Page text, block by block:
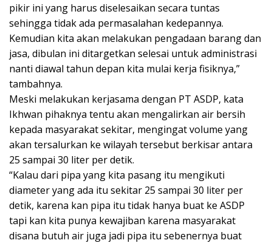
pikir ini yang harus diselesaikan secara tuntas
sehingga tidak ada permasalahan kedepannya.
Kemudian kita akan melakukan pengadaan barang dan
jasa, dibulan ini ditargetkan selesai untuk administrasi
nanti diawal tahun depan kita mulai kerja fisiknya,”
tambahnya.
Meski melakukan kerjasama dengan PT ASDP, kata
Ikhwan pihaknya tentu akan mengalirkan air bersih
kepada masyarakat sekitar, mengingat volume yang
akan tersalurkan ke wilayah tersebut berkisar antara
25 sampai 30 liter per detik.
“Kalau dari pipa yang kita pasang itu mengikuti
diameter yang ada itu sekitar 25 sampai 30 liter per
detik, karena kan pipa itu tidak hanya buat ke ASDP
tapi kan kita punya kewajiban karena masyarakat
disana butuh air juga jadi pipa itu sebenernya buat